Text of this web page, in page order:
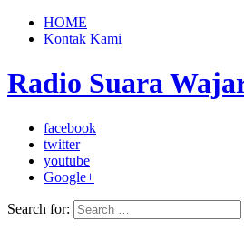
HOME
Kontak Kami
Radio Suara
facebook
twitter
youtube
Google+
Search for: